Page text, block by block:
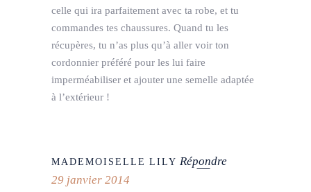
celle qui ira parfaitement avec ta robe, et tu
commandes tes chaussures. Quand tu les
récupères, tu n’as plus qu’à aller voir ton
cordonnier préféré pour les lui faire
imperméabiliser et ajouter une semelle adaptée
à l’extérieur !
MADEMOISELLE LILY Répondre
29 janvier 2014